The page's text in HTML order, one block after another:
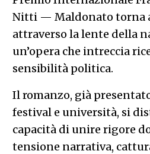
Nitti — Maldonato torna
attraverso la lente della
un’opera che intreccia
sensibilità politica.
Il romanzo, già
festival e università, si
capacità di unire rigore
tensione narrativa,